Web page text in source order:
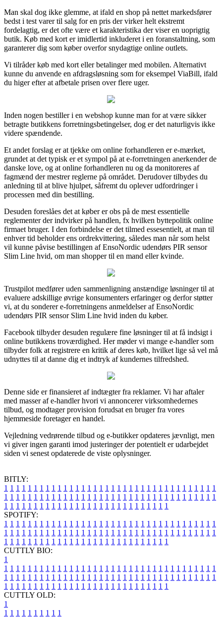
Man skal dog ikke glemme, at ifald en shop på nettet markedsfører
bedst i test varer til salg for en pris der virker helt ekstremt
fordelagtig, er det ofte være et karakteristika der viser en uoprigtig
butik. Køb med kort er imidlertid inkluderet i en foranstaltning, som
garanterer dig som køber overfor snydagtige online outlets.
Vi tilråder køb med kort eller betalinger med mobilen. Alternativt
kunne du anvende en afdragsløsning som for eksempel ViaBill, ifald
du higer efter at afbetale prisen over flere uger.
Inden nogen bestiller i en webshop kunne man for at være sikker
betragte butikkens forretningsbetingelser, dog er det naturligvis ikke
videre spændende.
Et andet forslag er at tjekke om online forhandleren er e-mærket,
grundet at det typisk er et sympol på at e-forretningen anerkender de
danske love, og at online forhandleren nu og da monitoreres af
fagmænd der mestrer reglerne på området. Derudover tilbydes du
anledning til at blive hjulpet, såfremt du oplever udfordringer i
processen med din bestilling.
Desuden foreslåes det at køber er obs på de mest essentielle
reglementer der indvirker på handlen, fx hvilken byttepolitik online
firmaet bruger. I den forbindelse er det tilmed essesentielt, at man til
enhver tid beholder ens ordrekvittering, således man når som helst
vil kunne påvise bestillingen af EnsoNordic udendørs PIR sensor
Slim Line hvid, om man shopper til en mand eller kvinde.
Trustpilot medfører uden sammenligning anstændige løsninger til at
evaluere adskillige øvrige konsumenters erfaringer og derfor støtter
vi, at du sonderer e-forretningens anmeldelser af EnsoNordic
udendørs PIR sensor Slim Line hvid inden du køber.
Facebook tilbyder desuden regulære fine løsninger til at få indsigt i
online butikkens troværdighed. Her møder vi mange e-handler som
tilbyder folk at registrere en kritik af deres køb, hvilket lige så vel må
udnyttes til at danne dig et indtryk af kundernes tilfredshed.
Denne side er finansieret af indtægter fra reklamer. Vi har aftaler
med masser af e-handler hvori vi annoncerer virksomhedernes
tilbud, og modtager provision forudsat en bruger fra vores
hjemmeside foretager en handel.
Vejledning vedrørende tilbud og e-butikker opdateres jævnligt, men
vi giver ingen garanti imod justeringer der potentielt er udarbejdet
siden vi senest opdaterede de viste oplysninger.
BITLY:
1 1 1 1 1 1 1 1 1 1 1 1 1 1 1 1 1 1 1 1 1 1 1 1 1 1 1 1 1 1 1 1 1 1 1 1
1 1 1 1 1 1 1 1 1 1 1 1 1 1 1 1 1 1 1 1 1 1 1 1 1 1 1 1 1 1 1 1 1 1 1 1
1 1 1 1 1 1 1 1 1 1 1 1 1 1 1 1 1 1 1 1 1 1 1 1 1 1 1 1
SPOTIFY:
1 1 1 1 1 1 1 1 1 1 1 1 1 1 1 1 1 1 1 1 1 1 1 1 1 1 1 1 1 1 1 1 1 1 1 1
1 1 1 1 1 1 1 1 1 1 1 1 1 1 1 1 1 1 1 1 1 1 1 1 1 1 1 1 1 1 1 1 1 1 1 1
1 1 1 1 1 1 1 1 1 1 1 1 1 1 1 1 1 1 1 1 1 1 1 1 1 1 1 1
CUTTLY BIO:
1
1 1 1 1 1 1 1 1 1 1 1 1 1 1 1 1 1 1 1 1 1 1 1 1 1 1 1 1 1 1 1 1 1 1 1 1
1 1 1 1 1 1 1 1 1 1 1 1 1 1 1 1 1 1 1 1 1 1 1 1 1 1 1 1 1 1 1 1 1 1 1 1
1 1 1 1 1 1 1 1 1 1 1 1 1 1 1 1 1 1 1 1 1 1 1 1 1 1 1 1
CUTTLY OLD:
1
1 1 1 1 1 1 1 1 1 1